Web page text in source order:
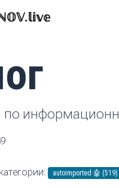
autoimported 🤖 (519)